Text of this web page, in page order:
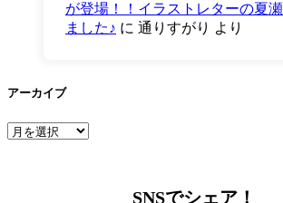
が登場！！イラストレターの夏
ました♪ に 通りすがり より
アーカイブ
ア
SNSでシェア！